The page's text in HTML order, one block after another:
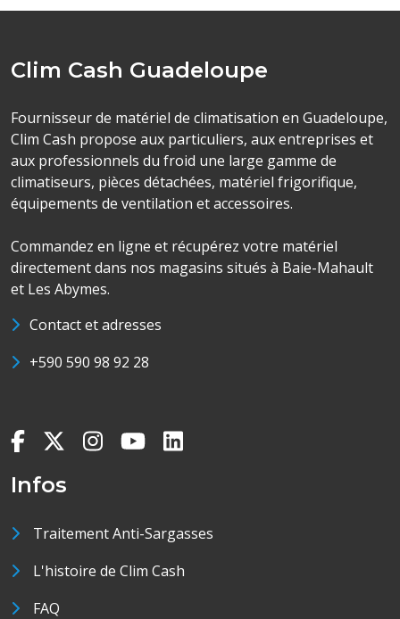
Clim Cash Guadeloupe
Fournisseur de matériel de climatisation en Guadeloupe,
Clim Cash propose aux particuliers, aux entreprises et
aux professionnels du froid une large gamme de
climatiseurs, pièces détachées, matériel frigorifique,
équipements de ventilation et accessoires.
Commandez en ligne et récupérez votre matériel
directement dans nos magasins situés à Baie-Mahault
et Les Abymes.
Contact et adresses
+590 590 98 92 28
Infos
Traitement Anti-Sargasses
L'histoire de Clim Cash
FAQ